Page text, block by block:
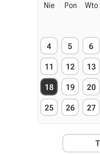
Nie Pon Wto
4 5 6
11 12 13
18 19 20
25 26 27